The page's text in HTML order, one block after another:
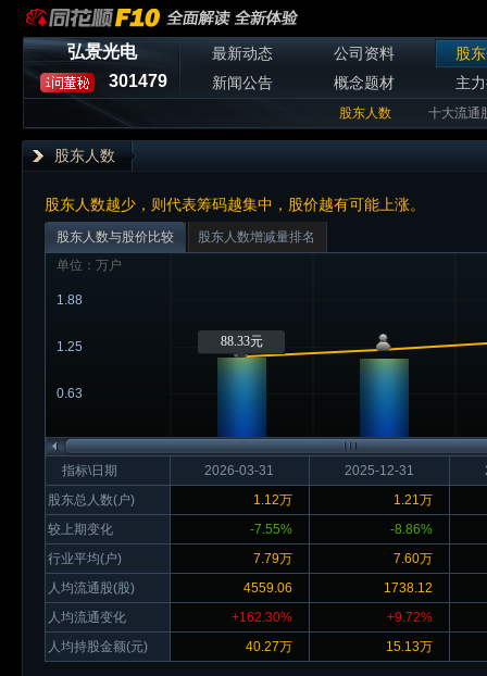
弘景光电
301479
最新动态 公司资料
股
新闻公告
概念题材 主
股东人数 十大流通
股东人数
股东人数越少，则代表筹码越集中，股价越有可能上涨。
股东人数与股价比较
股东人数增减量排名
单位：万户
0.63
1.25
1.88
88.33元
指标\日期
股东总人数(户)
较上期变化
行业平均(户)
人均流通股(股)
人均流通变化
人均持股金额(元)
2026-03-31 2025-12-31
1.12万
1.21万
-7.55%
-8.86%
7.79万
7.60万
4559.06
1738.12
+162.30%
+9.72%
40.27万
15.13万